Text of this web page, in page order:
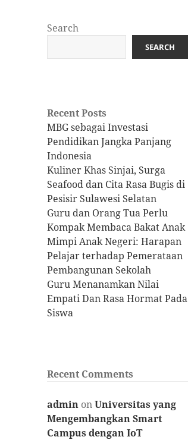
Search
SEARCH
Recent Posts
MBG sebagai Investasi
Pendidikan Jangka Panjang
Indonesia
Kuliner Khas Sinjai, Surga
Seafood dan Cita Rasa Bugis di
Pesisir Sulawesi Selatan
Guru dan Orang Tua Perlu
Kompak Membaca Bakat Anak
Mimpi Anak Negeri: Harapan
Pelajar terhadap Pemerataan
Pembangunan Sekolah
Guru Menanamkan Nilai
Empati Dan Rasa Hormat Pada
Siswa
Recent Comments
admin onUniversitas yang
Mengembangkan Smart
Campus dengan IoT